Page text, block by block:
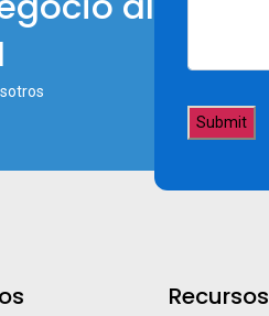
Recursos